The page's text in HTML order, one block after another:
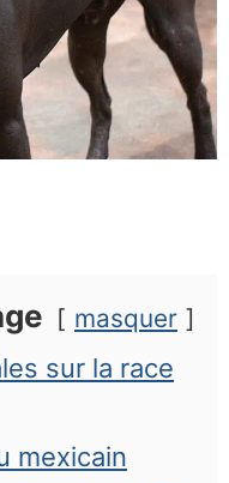
masquer
sur la race
mexicain